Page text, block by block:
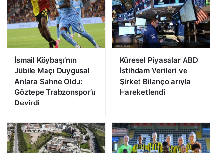
İsmail Köybaşı’nın
Jübile Maçı Duygusal
Anlara Sahne Oldu:
Göztepe Trabzonspor’u
Devirdi
Küresel Piyasalar ABD
İstihdam Verileri ve
Şirket Bilançolarıyla
Hareketlendi